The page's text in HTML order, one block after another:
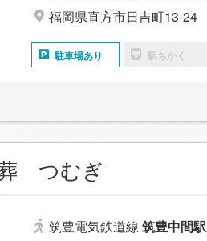
福岡県直方市日吉町13-24
駐車場あり 駅ちかく
つむぎ
筑豊電気鉄道線 筑豊中間駅